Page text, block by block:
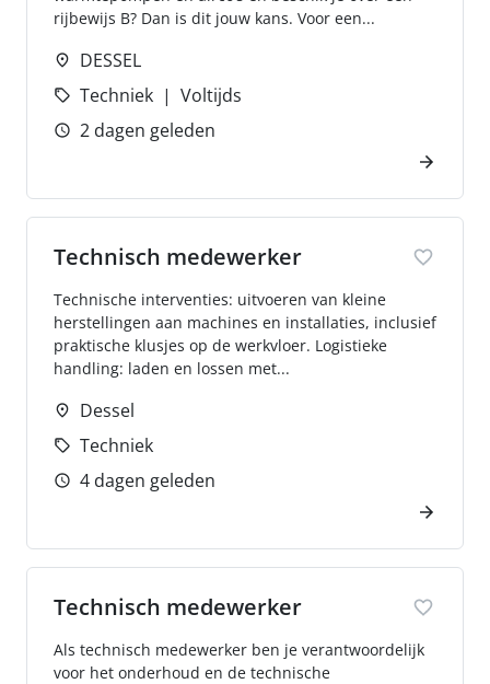
rijbewijs B? Dan is dit jouw kans. Voor een...
DESSEL
Techniek
Voltijds
2 dagen geleden
Technisch medewerker
Technische interventies: uitvoeren van kleine
herstellingen aan machines en installaties, inclusief
praktische klusjes op de werkvloer. Logistieke
handling: laden en lossen met...
Dessel
Techniek
4 dagen geleden
Technisch medewerker
Als technisch medewerker ben je verantwoordelijk
voor het onderhoud en de technische